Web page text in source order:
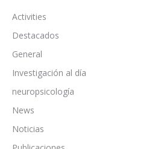
Activities
Destacados
General
Investigación al día
neuropsicología
News
Noticias